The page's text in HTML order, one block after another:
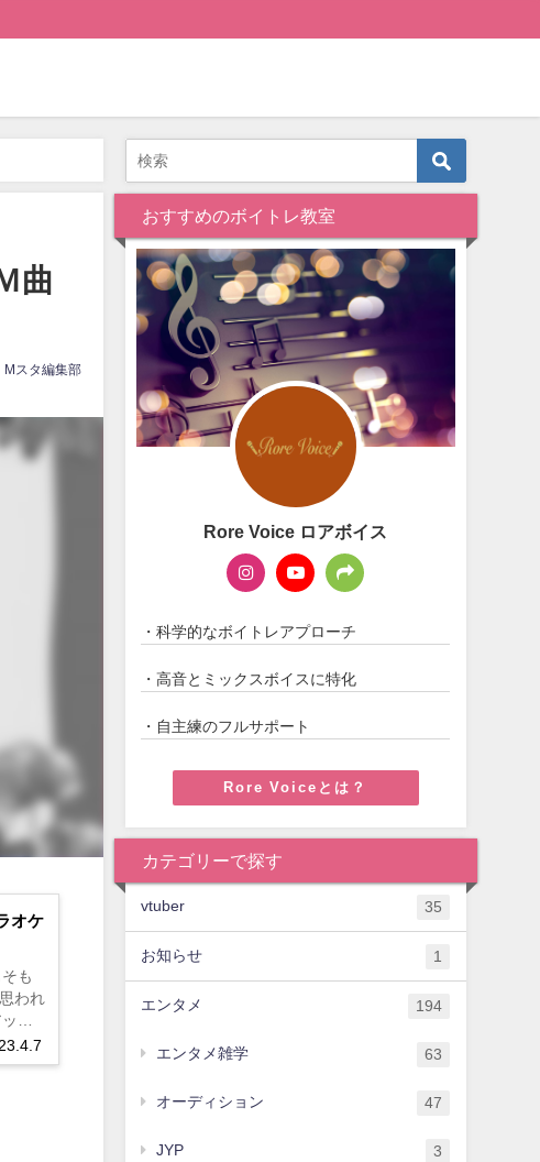
曲
Mスタ編集部
オケ
も
われ
プ
おすすめのボイトレ教室
Rore Voice ロアボイス
・科学的なボイトレアプローチ
・高音とミックスボイスに特化
・自主練のフルサポート
Rore Voiceとは？
カテゴリーで探す
vtuber 35
お知らせ 1
エンタメ 194
エンタメ雑学 63
オーディション 47
JYP 3